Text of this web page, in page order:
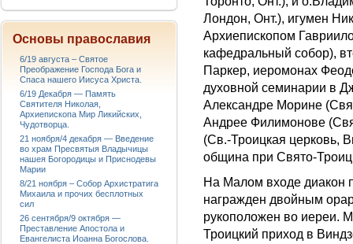
Лондон, Онт.), игумен
Архиепископом
кафедральный собор),
Паркер, иеромонах
духовной семинарии в
Александре Морине
Андрее Филимонове
(Св.-Троицкая церковь,
община при Свято-
На Малом входе диакон
награжден двойным
рукоположен во иереи.
Троицкий приход в
Основы православия
6/19 августа – Святое
Преображение Господа Бога и
Спаса нашего Иисуса Христа.
6/19 Декабря — Память
Святителя Николая,
Архиепископа Мир Ликийских,
Чудотворца.
21 ноября/4 декабря — Введение
во храм Пресвятыя Владычицы
нашея Богородицы и Приснодевы
Марии
8/21 ноября – Собор Архистратига
Михаила и прочих бесплотных
сил
26 сентября/9 октября —
Преставление Апостола и
Евангелиста Иоанна Богослова.